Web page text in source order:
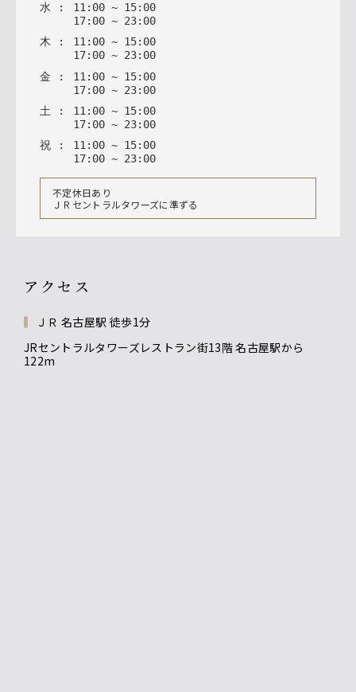
水 : 11: 00 ~ 15: 00
17: 00 ~ 23: 00
木 : 11: 00 ~ 15: 00
17: 00 ~ 23: 00
金 : 11 : 00 ~ 15: 00
17: 00 ~ 23: 00
土 : 11 : 00 ~ 15: 00
17: 00 ~ 23: 00
祝 : 11 : 00 ~ 15: 00
17: 00 ~ 23: 00
不定休日あり
ＪＲセントラルタワーズに準ずる
アクセス
ＪＲ 名古屋駅 徒歩1分
JRセントラルタワーズレストラン街13階 名古屋駅から
122m